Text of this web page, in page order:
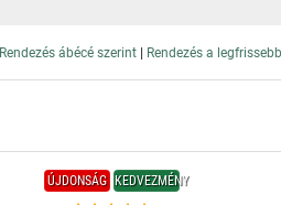
Rendezés ábécé szerint | Rendezés a
ÚJDONSÁG KEDVEZMÉNY